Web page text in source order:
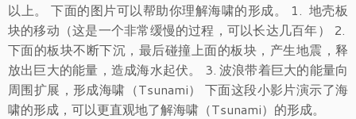
以上。 下面的图片可以帮助你理解海啸的形成。 1. 地壳板
块的移动（这是一个非常缓慢的过程，可以长达几百年） 2.
下面的板块不断下沉，最后碰撞上面的板块，产生地震，释
放出巨大的能量，造成海水起伏。 3. 波浪带着巨大的能量向
周围扩展，形成海啸（Tsunami） 下面这段小影片演示了海
啸的形成，可以更直观地了解海啸（Tsunami）的形成。